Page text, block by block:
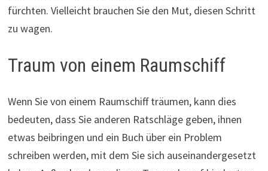
fürchten. Vielleicht brauchen Sie den Mut, diesen Schritt
zu wagen.
Traum von einem Raumschiff
Wenn Sie von einem Raumschiff träumen, kann dies
bedeuten, dass Sie anderen Ratschläge geben, ihnen
etwas beibringen und ein Buch über ein Problem
schreiben werden, mit dem Sie sich auseinandergesetzt